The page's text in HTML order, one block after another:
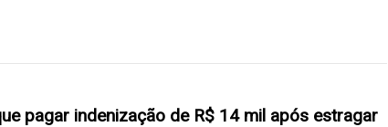
pagar indenização de R$ 14 mil após estragar